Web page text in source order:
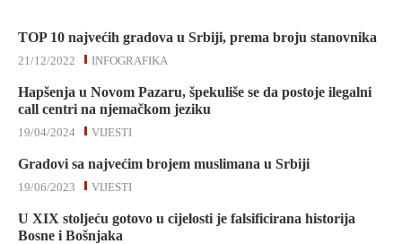
TOP 10 najvećih gradova u Srbiji, prema broju stanovnika
INFOGRAFIKA
21/12/2022
Hapšenja u Novom Pazaru, špekuliše se da postoje ilegalni
call centri na njemačkom jeziku
VIJESTI
19/04/2024
Gradovi sa najvećim brojem muslimana u Srbiji
VIJESTI
19/06/2023
U XIX stoljeću gotovo u cijelosti je falsificirana historija
Bosne i Bošnjaka